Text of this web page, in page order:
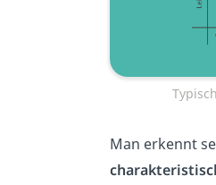
Man erkennt